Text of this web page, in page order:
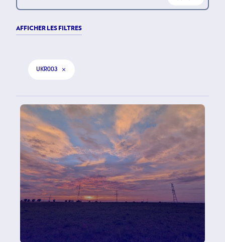
AFFICHER LES FILTRES
UKR003